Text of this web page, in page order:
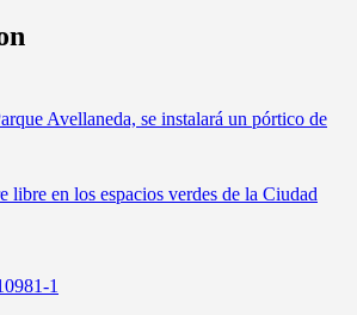
Avellaneda, se instalará un pórtico de
libre en los espacios verdes de la Ciudad